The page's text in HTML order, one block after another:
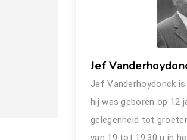
Jef
Jef Vanderhoydonck
hij was geboren op 12
gelegenheid tot
van 19 tot 19.30 u in